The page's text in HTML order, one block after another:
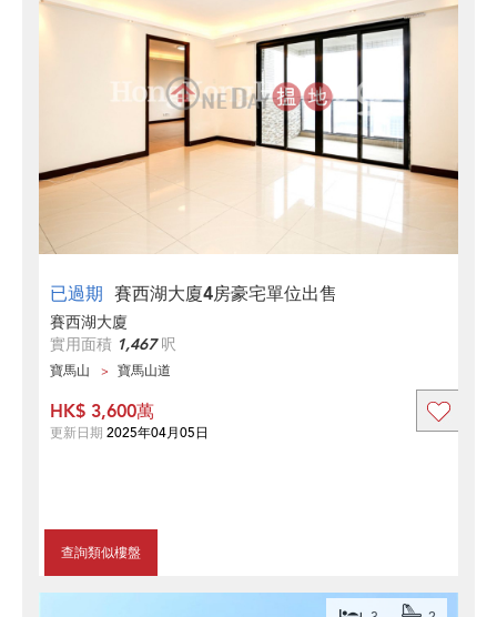
已過期 賽西湖大廈4房豪宅單位出售
賽西湖大廈
實用面積 1,467呎
寶馬山 寶馬山道
查詢類似樓盤
HK$ 3,600萬
更新日期 2025年04月05日